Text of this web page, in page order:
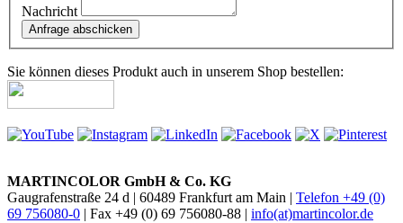
Nachricht
Sie können dieses Produkt auch in unserem Shop bestellen:
MARTINCOLOR GmbH & Co. KG
Gaugrafenstraße 24 d | 60489 Frankfurt am Main | Telefon +49 (0)
69 756080-0 | Fax +49 (0) 69 756080-88 | info(at)martincolor.de